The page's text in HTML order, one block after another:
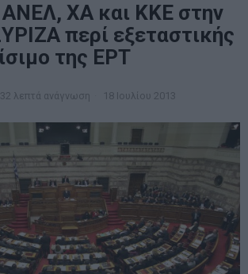
ΑΝΕΛ, ΧΑ και ΚΚΕ στην
περί εξεταστικής
της ΕΡΤ
32 λεπτά ανάγνωση 18 Ιουλίου 2013